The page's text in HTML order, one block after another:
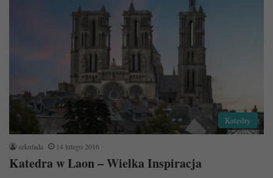
Katedry
sekulada 14 lutego 2016
Katedra w Laon – Wielka Inspiracja